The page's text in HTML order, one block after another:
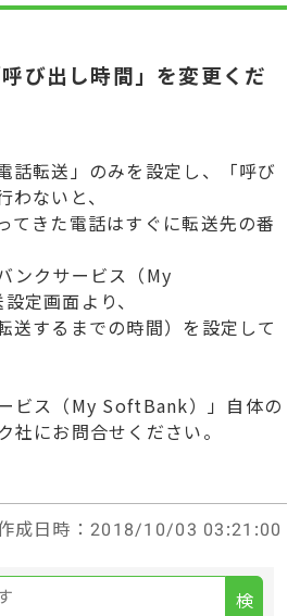
び出し時間」を変更くだ
話転送」のみを設定し、「呼び
ないと、
てきた電話はすぐに転送先の番
ンクサービス（My
定画面より、
送するまでの時間）を設定して
ビス（My SoftBank）」自体の
社にお問合せください。
成日時 ：2018/10/03 03:21:00
検